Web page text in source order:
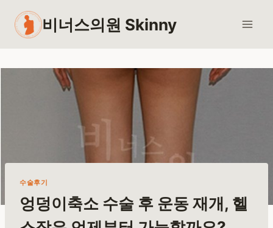
content
비너스의원 Skinny
수술후기
엉덩이축소 수술 후 운동 재개, 헬